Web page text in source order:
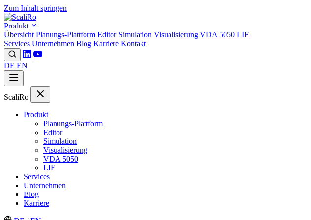
Zum Inhalt springen
Produkt
Übersicht Planungs-Plattform Editor Simulation Visualisierung VDA 5050 LIF
Services Unternehmen Blog Karriere Kontakt
DE EN
ScaliRo
Produkt
Planungs-Plattform
Editor
Simulation
Visualisierung
VDA 5050
LIF
Services
Unternehmen
Blog
Karriere